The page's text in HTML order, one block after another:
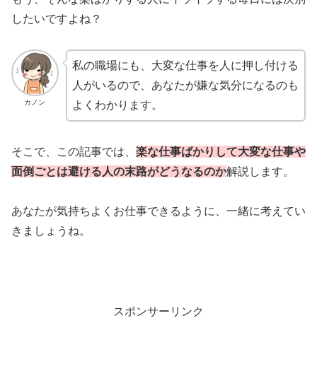
したいですよね？
カノン
私の職場にも、大変な仕事を人に押し付ける
人がいるので、あなたが嫌な気分になるのも
よくわかります。
そこで、この記事では、 楽な仕事ばかりして大変な仕事や
面倒ごとは避ける人の末路がどうなるのか解説します。
あなたが気持ちよくお仕事できるように、一緒に考えてい
きましょうね。
スポンサーリンク